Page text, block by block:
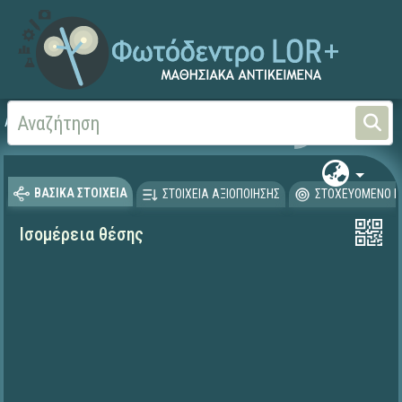
Αρχική Φυσικές Επιστήμες -
ΒΑΣΙΚΑ ΣΤΟΙΧΕΙΑ ΣΤΟΙΧΕΙΑ ΑΞΙΟΠΟΙΗΣΗΣ ΣΤΟΧΕΥΟΜΕΝΟ
Ισομέρεια θέσης